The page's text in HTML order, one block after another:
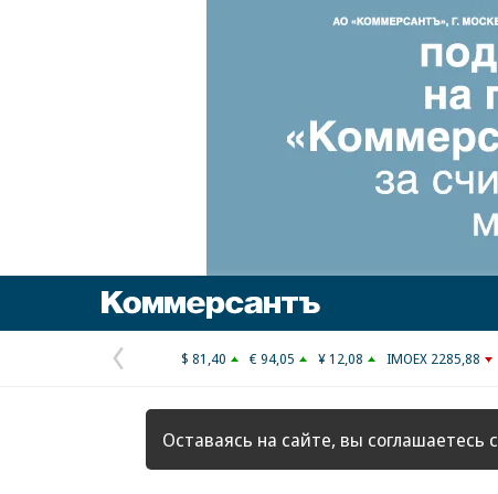
Предыдущая
страница
$ 81,40 € 94,05 ¥ 12,08 IMOEX 2285,88
Оставаясь на сайте, вы соглашаетесь с